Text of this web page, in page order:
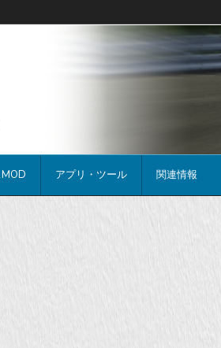
アプリ・ツール 関連情報